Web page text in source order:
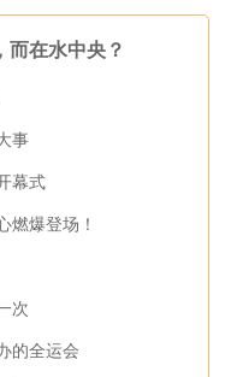
而在水中央？
事
幕式
燃爆登场！
次
的全运会